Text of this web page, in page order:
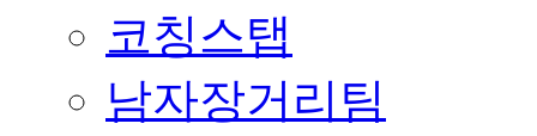
코칭스탭
남자장거리팀